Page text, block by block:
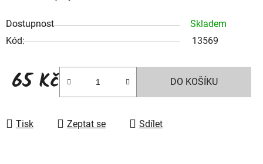
Dostupnost
Skladem
Kód:
13569
65 Kč DO KOŠÍKU
Tisk Zeptat se Sdílet